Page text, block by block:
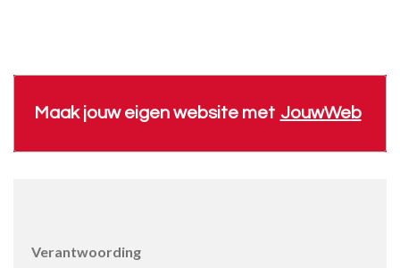
Maak jouw eigen website met JouwWeb
Verantwoording